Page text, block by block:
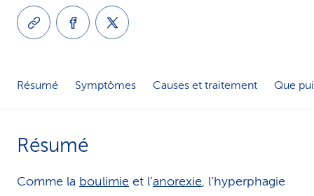
r
v
c
Résumé Symptômes Causes et traitement Que
Résumé
Comme la boulimie et l’anorexie, l’hyperphagie